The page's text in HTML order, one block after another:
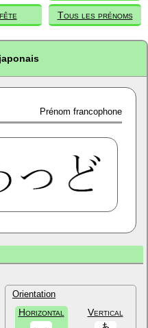
Tous les prénoms
Prénom francophone
Orientation
Horizontal Vertical